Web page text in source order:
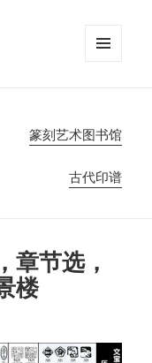
篆刻艺术图书馆
古代印谱
章节选，
楼